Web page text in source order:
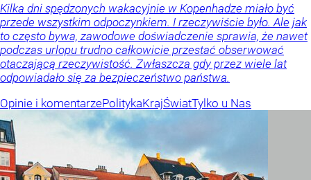
Kilka dni spędzonych wakacyjnie w Kopenhadze miało być
przede wszystkim odpoczynkiem. I rzeczywiście było. Ale jak
to często bywa, zawodowe doświadczenie sprawia, że nawet
podczas urlopu trudno całkowicie przestać obserwować
otaczającą rzeczywistość. Zwłaszcza gdy przez wiele lat
odpowiadało się za bezpieczeństwo państwa.
Opinie i komentarzePolitykaKrajŚwiatTylko u Nas